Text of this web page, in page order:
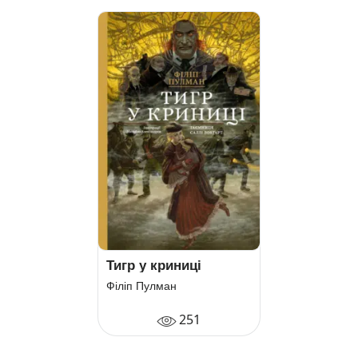
Тигр у криниці
Філіп Пулман
251